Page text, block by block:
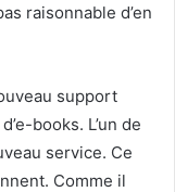
raisonnable d’en
support
books. L’un de
service. Ce
Comme il